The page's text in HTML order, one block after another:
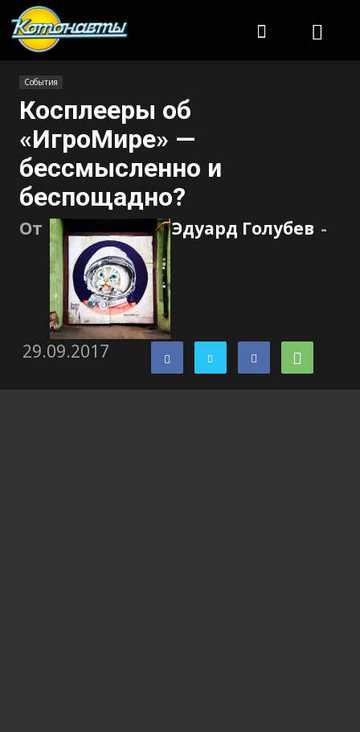
События
Косплееры об
«ИгроМире» —
бессмысленно и
беспощадно?
От Эдуард Голубев -
29.09.2017